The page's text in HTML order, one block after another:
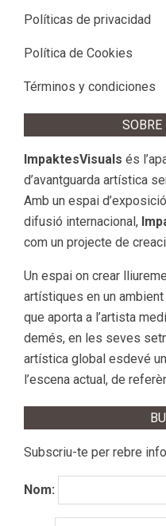
Políticas de privacidad
Política de Cookies
Términos y condiciones
SOBRE
ImpaktesVisuals és
d’avantguarda artística
Amb un espai
difusió internacional,
com un projecte de
Un espai on crear
artístiques en un
que aporta a l’artista
demés, en les seves
artística global esdevé
l’escena actual, de
Subscriu-te per rebre
Nom: